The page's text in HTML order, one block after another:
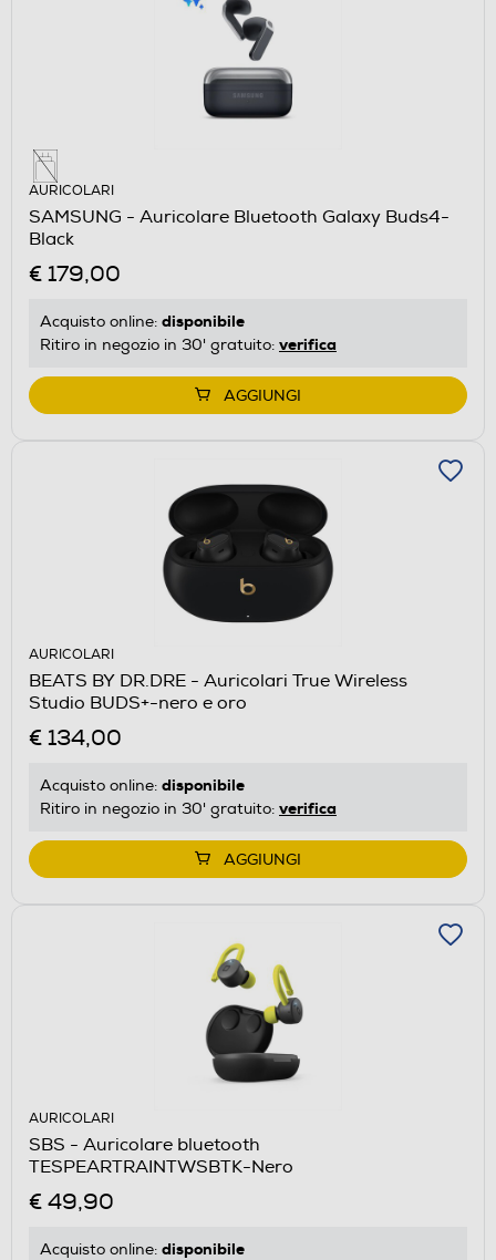
AURICOLARI
SAMSUNG - Auricolare Bluetooth Galaxy Buds4-
Black
€ 179,00
Acquisto online: disponibile
Ritiro in negozio in 30' gratuito: verifica
AGGIUNGI
AURICOLARI
BEATS BY DR.DRE - Auricolari True Wireless
Studio BUDS+-nero e oro
€ 134,00
Acquisto online: disponibile
Ritiro in negozio in 30' gratuito: verifica
AGGIUNGI
AURICOLARI
SBS - Auricolare bluetooth
TESPEARTRAINTWSBTK-Nero
€ 49,90
Acquisto online: disponibile